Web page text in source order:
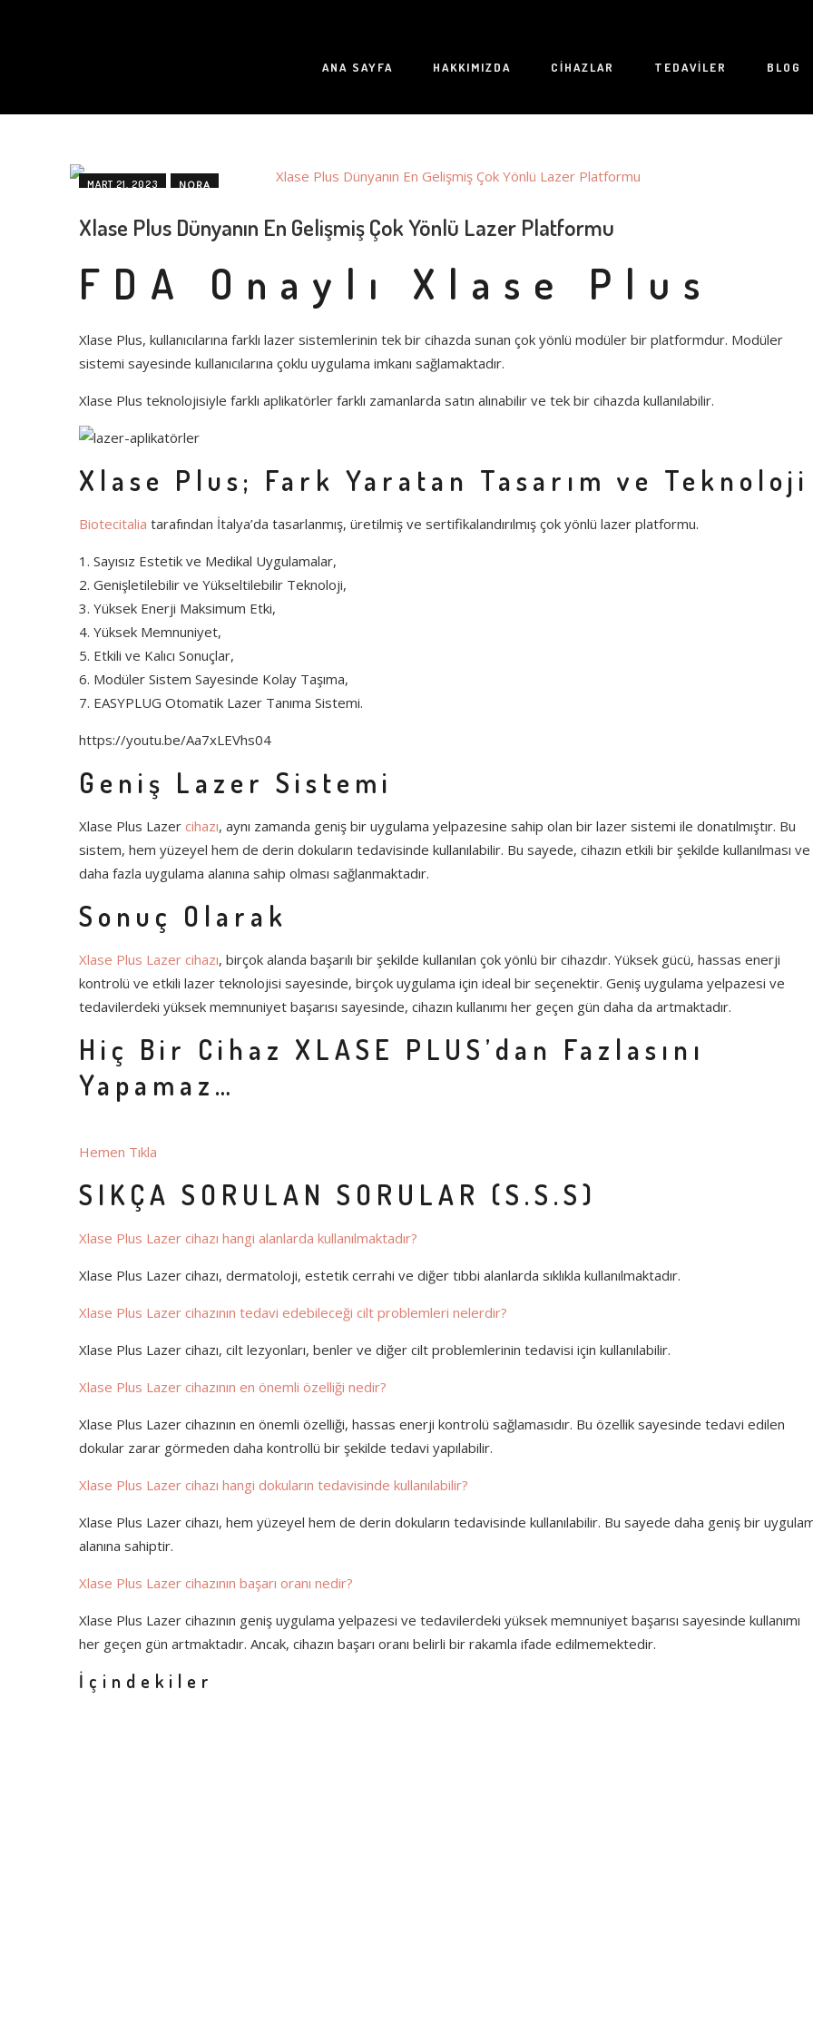
ANA SAYFA HAKKIMIZDA CIHAZLAR TEDAVILER BLOG
MART 21, 2023 NORA
TIBBI ALANLAR
Xlase Plus Dünyanın En Gelişmiş Çok Yönlü Lazer Platformu
FDA Onaylı Xlase Plus
Xlase Plus, kullanıcılarına farklı lazer sistemlerinin tek bir cihazda sunan çok yönlü modüler bir platformdur. Modüler
sistemi sayesinde kullanıcılarına çoklu uygulama imkanı sağlamaktadır.
Xlase Plus teknolojisiyle farklı aplikatörler farklı zamanlarda satın alınabilir ve tek bir cihazda kullanılabilir.
Xlase Plus; Fark Yaratan Tasarım ve Teknoloji
Biotecitalia tarafından İtalya’da tasarlanmış, üretilmiş ve sertifikalandırılmış çok yönlü lazer platformu.
1. Sayısız Estetik ve Medikal Uygulamalar,
2. Genişletilebilir ve Yükseltilebilir Teknoloji,
3. Yüksek Enerji Maksimum Etki,
4. Yüksek Memnuniyet,
5. Etkili ve Kalıcı Sonuçlar,
6. Modüler Sistem Sayesinde Kolay Taşıma,
7. EASYPLUG Otomatik Lazer Tanıma Sistemi.
https://youtu.be/Aa7xLEVhs04
Geniş Lazer Sistemi
Xlase Plus Lazer cihazı, aynı zamanda geniş bir uygulama yelpazesine sahip olan bir lazer sistemi ile donatılmıştır. Bu
sistem, hem yüzeyel hem de derin dokuların tedavisinde kullanılabilir. Bu sayede, cihazın etkili bir şekilde kullanılması ve
daha fazla uygulama alanına sahip olması sağlanmaktadır.
Sonuç Olarak
Xlase Plus Lazer cihazı, birçok alanda başarılı bir şekilde kullanılan çok yönlü bir cihazdır. Yüksek gücü, hassas enerji
kontrolü ve etkili lazer teknolojisi sayesinde, birçok uygulama için ideal bir seçenektir. Geniş uygulama yelpazesi ve
tedavilerdeki yüksek memnuniyet başarısı sayesinde, cihazın kullanımı her geçen gün daha da artmaktadır.
Hiç Bir Cihaz XLASE PLUS’dan Fazlasını
Yapamaz…
Hemen Tıkla
SIKÇA SORULAN SORULAR (S.S.S)
Xlase Plus Lazer cihazı hangi alanlarda kullanılmaktadır?
Xlase Plus Lazer cihazı, dermatoloji, estetik cerrahi ve diğer tıbbi alanlarda sıklıkla kullanılmaktadır.
Xlase Plus Lazer cihazının tedavi edebileceği cilt problemleri nelerdir?
Xlase Plus Lazer cihazı, cilt lezyonları, benler ve diğer cilt problemlerinin tedavisi için kullanılabilir.
Xlase Plus Lazer cihazının en önemli özelliği nedir?
Xlase Plus Lazer cihazının en önemli özelliği, hassas enerji kontrolü sağlamasıdır. Bu özellik sayesinde tedavi edilen
dokular zarar görmeden daha kontrollü bir şekilde tedavi yapılabilir.
Xlase Plus Lazer cihazı hangi dokuların tedavisinde kullanılabilir?
Xlase Plus Lazer cihazı, hem yüzeyel hem de derin dokuların tedavisinde kullanılabilir. Bu sayede daha geniş bir
alanına sahiptir.
Xlase Plus Lazer cihazının başarı oranı nedir?
Xlase Plus Lazer cihazının geniş uygulama yelpazesi ve tedavilerdeki yüksek memnuniyet başarısı sayesinde kullanımı
her geçen gün artmaktadır. Ancak, cihazın başarı oranı belirli bir rakamla ifade edilmemektedir.
İçindekiler